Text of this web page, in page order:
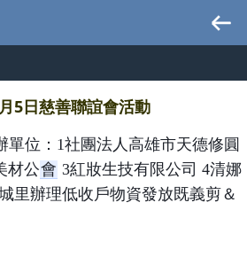
5日慈善聯誼會活動
單位：1社團法人高雄市天德修圓
材公會 3紅妝生技有限公司 4清娜
里辦理低收戶物資發放既義剪＆